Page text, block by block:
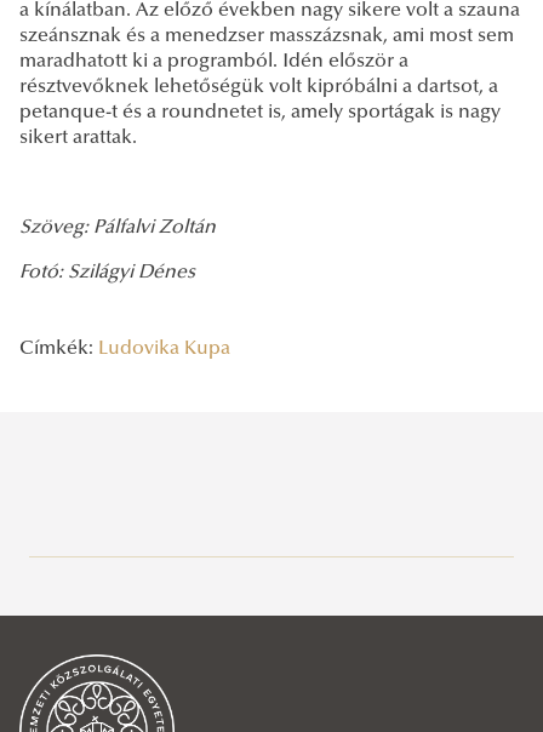
Hivatali szünet
2026/08/02
Energiatakarékossággal és a hőségriasztással kapcsolatos
a kínálatban. Az előző években nagy sikere volt a szauna
szeánsznak és a menedzser masszázsnak, ami most sem
maradhatott ki a programból. Idén először a
résztvevőknek lehetőségük volt kipróbálni a dartsot, a
petanque-t és a roundnetet is, amely sportágak is nagy
sikert arattak.
Szöveg: Pálfalvi Zoltán
Fotó: Szilágyi Dénes
Címkék: Ludovika Kupa